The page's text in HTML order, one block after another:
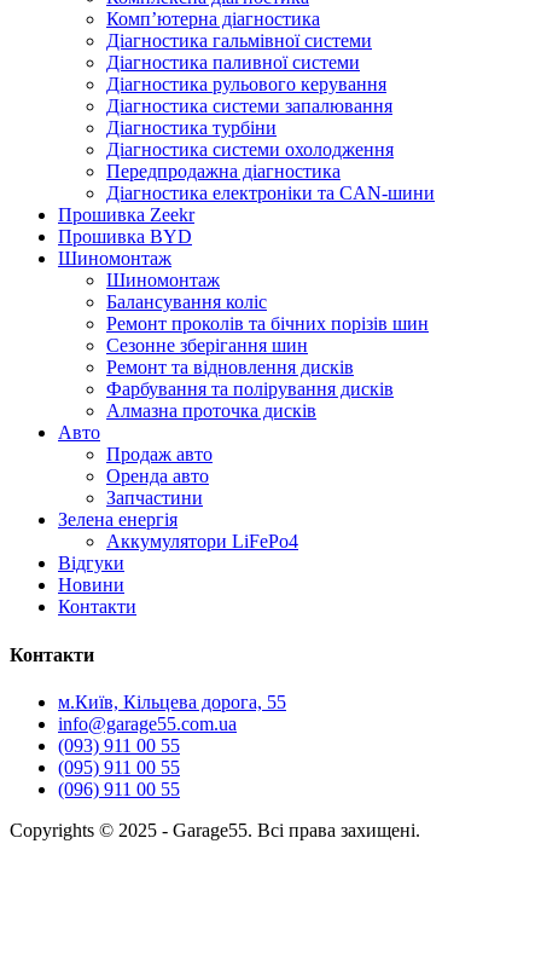
Комп’ютерна діагностика
Діагностика гальмівної системи
Діагностика паливної системи
Діагностика рульового керування
Діагностика системи запалювання
Діагностика турбіни
Діагностика системи охолодження
Передпродажна діагностика
Діагностика електроніки та CAN-шини
Прошивка Zeekr
Прошивка BYD
Шиномонтаж
Шиномонтаж
Балансування коліс
Ремонт проколів та бічних порізів шин
Сезонне зберігання шин
Ремонт та відновлення дисків
Фарбування та полірування дисків
Алмазна проточка дисків
Авто
Продаж авто
Оренда авто
Запчастини
Зелена енергія
Аккумулятори LiFePo4
Відгуки
Новини
Контакти
Контакти
м.Київ, Кільцева дорога, 55
info@garage55.com.ua
(093) 911 00 55
(095) 911 00 55
(096) 911 00 55
Copyrights © 2025 - Garage55. Всі права захищені.